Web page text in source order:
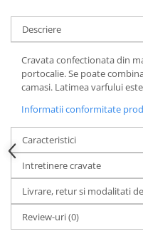
Descriere
Cravata confectionata din
portocalie. Se poate
camasi. Latimea varfului
Informatii conformitate
Caracteristici
Intretinere cravate
Livrare, retur si modalitati
Review-uri(0)